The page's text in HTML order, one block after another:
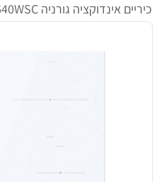
כיריים אינדוקציה גורניה IT640WSC זכוכית לבנה